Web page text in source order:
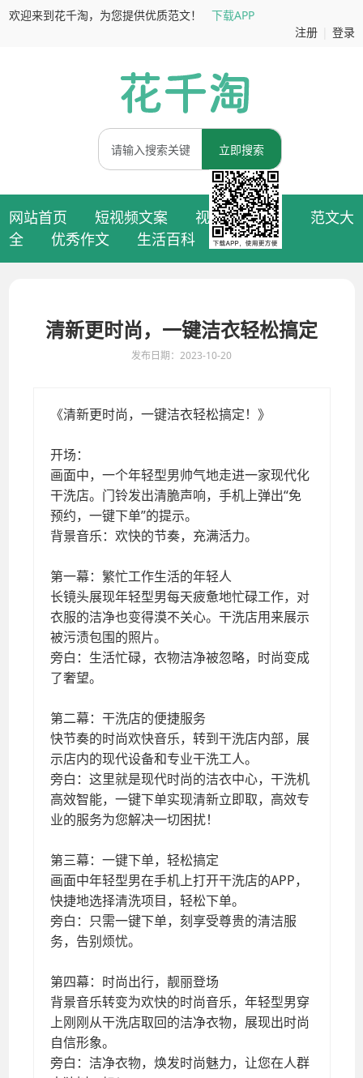
欢迎来到花千淘，为您提供优质范文！
下载APP
注册
登录
立即搜索
网站首页 短视频文案 视频拍摄脚本
范文大
全
优秀作文 生活百科
清新更时尚，一键洁衣轻松搞定
发布日期：2023-10-20